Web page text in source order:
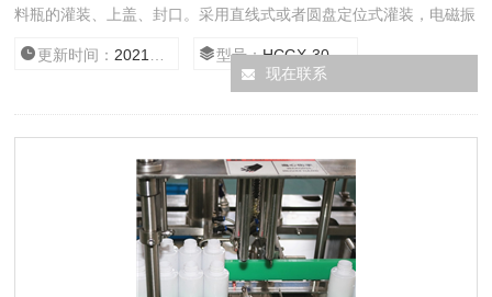
料瓶的灌装、上盖、封口。采用直线式或者圆盘定位式灌装，电磁振
（轧）盖合二为一，结构紧凑，符合GMP标准。
更新时间： 2021/3/11 16:45:13 型号：HCGX-30/500
现在联系